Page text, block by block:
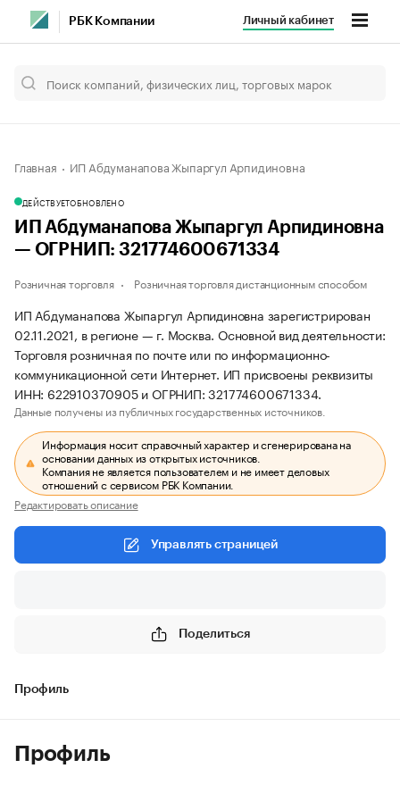
РБК Компании Личный кабинет
Главная ИП Абдуманапова Жыпаргул Арпидиновна
ДЕЙСТВУЕТОБНОВЛЕНО
ИП Абдуманапова Жыпаргул Арпидиновна
— ОГРНИП: 321774600671334
Розничная торговля Розничная торговля дистанционным способом
ИП Абдуманапова Жыпаргул Арпидиновна зарегистрирован
02.11.2021, в регионе — г. Москва. Основной вид деятельности:
Торговля розничная по почте или по информационно-
коммуникационной сети Интернет. ИП присвоены реквизиты
ИНН: 622910370905 и ОГРНИП: 321774600671334.
Данные получены из публичных государственных источников.
Информация носит справочный характер и сгенерирована на
основании данных из открытых источников.
Компания не является пользователем и не имеет деловых
отношений с сервисом РБК Компании.
Редактировать описание
Управлять страницей
Поделиться
Профиль
Профиль